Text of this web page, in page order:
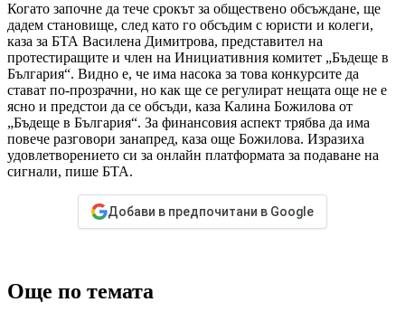
Когато започне да тече срокът за обществено обсъждане, ще
дадем становище, след като го обсъдим с юристи и колеги,
каза за БТА Василена Димитрова, представител на
протестиращите и член на Инициативния комитет „Бъдеще в
България“. Видно е, че има насока за това конкурсите да
стават по-прозрачни, но как ще се регулират нещата още не е
ясно и предстои да се обсъди, каза Калина Божилова от
„Бъдеще в България“. За финансовия аспект трябва да има
повече разговори занапред, каза още Божилова. Изразиха
удовлетворението си за онлайн платформата за подаване на
сигнали, пише БТА.
Добави в предпочитани в Google
Още по темата